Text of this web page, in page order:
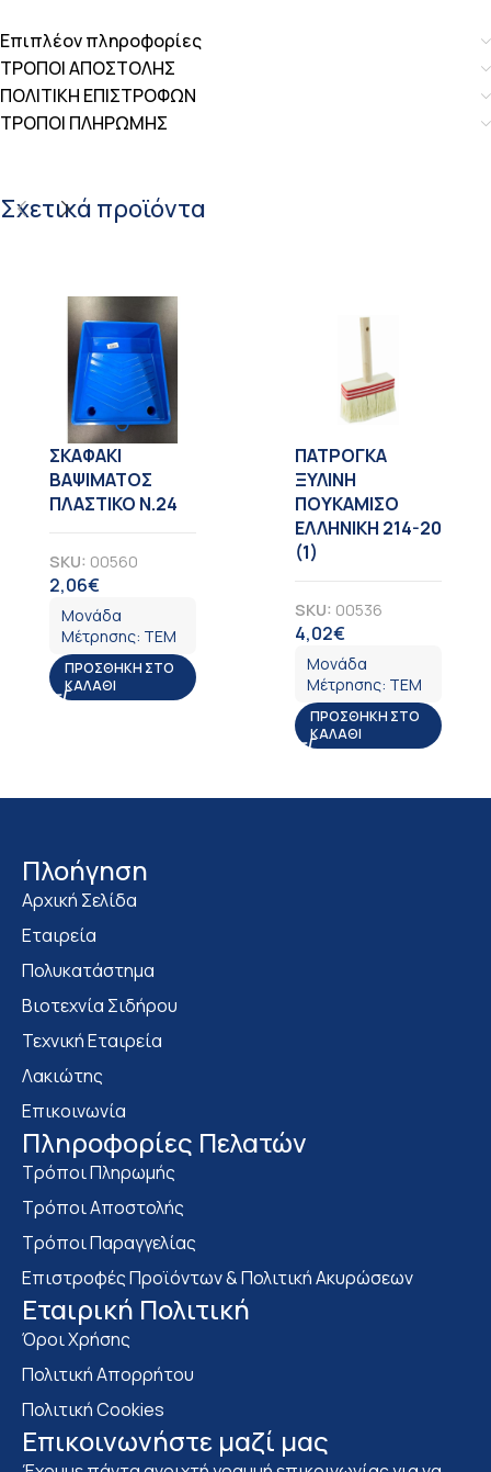
Επιπλέον πληροφορίες
ΤΡΟΠΟΙ ΑΠΟΣΤΟΛΗΣ
ΠΟΛΙΤΙΚΗ ΕΠΙΣΤΡΟΦΩΝ
ΤΡΟΠΟΙ ΠΛΗΡΩΜΗΣ
Σχετικά προϊόντα
ΣΚΑΦΑΚΙ
ΒΑΨΙΜΑΤΟΣ
ΠΛΑΣΤΙΚΟ Ν.24
SKU: 00560
2,06€
Μονάδα
Μέτρησης: ΤΕΜ
ΠΡΟΣΘΉΚΗ ΣΤΟ
ΚΑΛΆΘΙ
ΠΑΤΡΟΓΚΑ
ΞΥΛΙΝΗ
ΠΟΥΚΑΜΙΣΟ
ΕΛΛΗΝΙΚΗ 214-20
(1)
SKU: 00536
4,02€
Μονάδα
Μέτρησης: ΤΕΜ
ΠΡΟΣΘΉΚΗ ΣΤΟ
ΚΑΛΆΘΙ
Πλοήγηση
Αρχική Σελίδα
Εταιρεία
Πολυκατάστημα
Bιοτεχνία Σιδήρου
Τεχνική Εταιρεία
Λακιώτης
Επικοινωνία
Πληροφορίες Πελατών
Τρόποι Πληρωμής
Τρόποι Αποστολής
Τρόποι Παραγγελίας
Επιστροφές Προϊόντων & Πολιτική Ακυρώσεων
Eταιρική Πολιτική
Όροι Χρήσης
Πολιτική Απορρήτου
Πολιτική Cookies
Επικοινωνήστε μαζί μας